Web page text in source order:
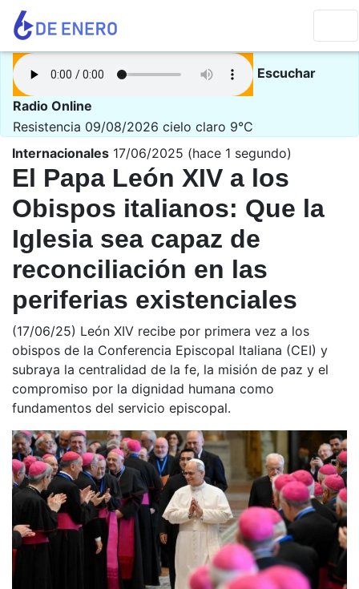
Escuchar
Radio Online
Resistencia 09/08/2026 cielo claro 9°C
Internacionales 17/06/2025 (hace 1 segundo)
El Papa León XIV a los
Obispos italianos: Que la
Iglesia sea capaz de
reconciliación en las
periferias existenciales
(17/06/25) León XIV recibe por primera vez a los
obispos de la Conferencia Episcopal Italiana (CEI) y
subraya la centralidad de la fe, la misión de paz y el
compromiso por la dignidad humana como
fundamentos del servicio episcopal.